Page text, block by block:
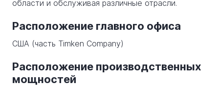
области и обслуживая различные отрасли.
Расположение главного офиса
США (часть Timken Company)
Расположение производственных
мощностей